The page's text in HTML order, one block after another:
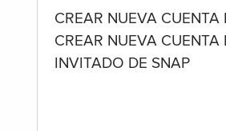
CREAR NUEVA CUENTA
CREAR NUEVA CUENTA
INVITADO DE SNAP